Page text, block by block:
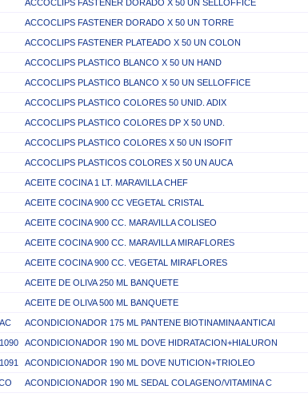
ACCOCLIPS FASTENER DORADO X 50 UN SELLOFFICE
ACCOCLIPS FASTENER DORADO X 50 UN TORRE
ACCOCLIPS FASTENER PLATEADO X 50 UN COLON
ACCOCLIPS PLASTICO BLANCO X 50 UN HAND
ACCOCLIPS PLASTICO BLANCO X 50 UN SELLOFFICE
ACCOCLIPS PLASTICO COLORES 50 UNID. ADIX
ACCOCLIPS PLASTICO COLORES DP X 50 UND.
ACCOCLIPS PLASTICO COLORES X 50 UN ISOFIT
ACCOCLIPS PLASTICOS COLORES X 50 UN AUCA
ACEITE COCINA 1 LT. MARAVILLA CHEF
ACEITE COCINA 900 CC VEGETAL CRISTAL
ACEITE COCINA 900 CC. MARAVILLA COLISEO
ACEITE COCINA 900 CC. MARAVILLA MIRAFLORES
ACEITE COCINA 900 CC. VEGETAL MIRAFLORES
ACEITE DE OLIVA 250 ML BANQUETE
ACEITE DE OLIVA 500 ML BANQUETE
ACONDICIONADOR 175 ML PANTENE BIOTINAMINA ANTICAI
ACONDICIONADOR 190 ML DOVE HIDRATACION+HIALURON
ACONDICIONADOR 190 ML DOVE NUTICION+TRIOLEO
ACONDICIONADOR 190 ML SEDAL COLAGENO/VITAMINA C